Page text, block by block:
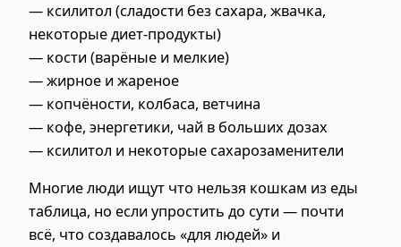
— ксилитол (сладости без сахара, жвачка,
некоторые диет‑продукты)
— кости (варёные и мелкие)
— жирное и жареное
— копчёности, колбаса, ветчина
— кофе, энергетики, чай в больших дозах
— ксилитол и некоторые сахарозаменители
Многие люди ищут что нельзя кошкам из еды
таблица, но если упростить до сути — почти
всё, что создавалось «для людей» и